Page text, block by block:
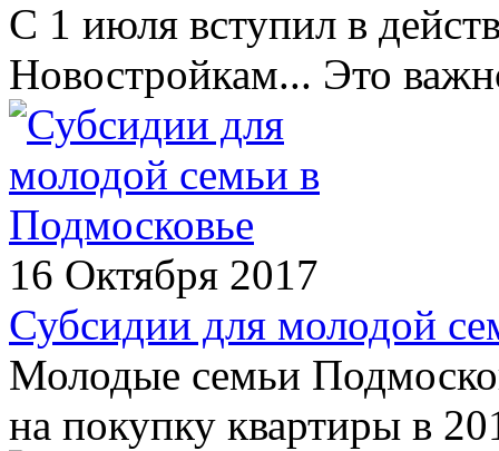
С 1 июля вступил в
Новостройкам... Это
16 Октября 2017
Субсидии для молодой
Молодые семьи
на покупку квартиры в